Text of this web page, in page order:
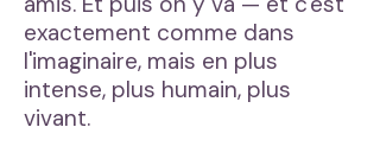
exactement comme dans
l'imaginaire, mais en plus
intense, plus humain, plus
vivant.